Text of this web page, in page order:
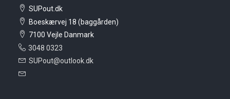
SUPout.dk
Boeskærvej 18 (baggården)
7100 Vejle Danmark
3048 0323
SUPout@outlook.dk